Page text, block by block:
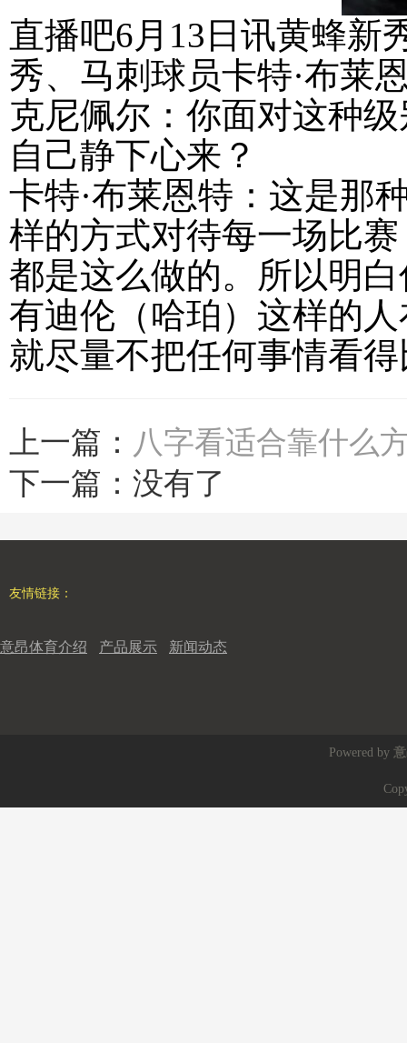
直播吧6月13日讯黄蜂新
秀、马刺球员卡特·布莱
克尼佩尔：你面对这种
自己静下心来？
卡特·布莱恩特：这是那
样的方式对待每一场比
都是这么做的。所以明
有迪伦（哈珀）这样的
就尽量不把任何事情看
上一篇： 八字看适合靠什么
下一篇：没有了
友情链接：
意昂体育介绍 产品展示 新闻动态
Powered by